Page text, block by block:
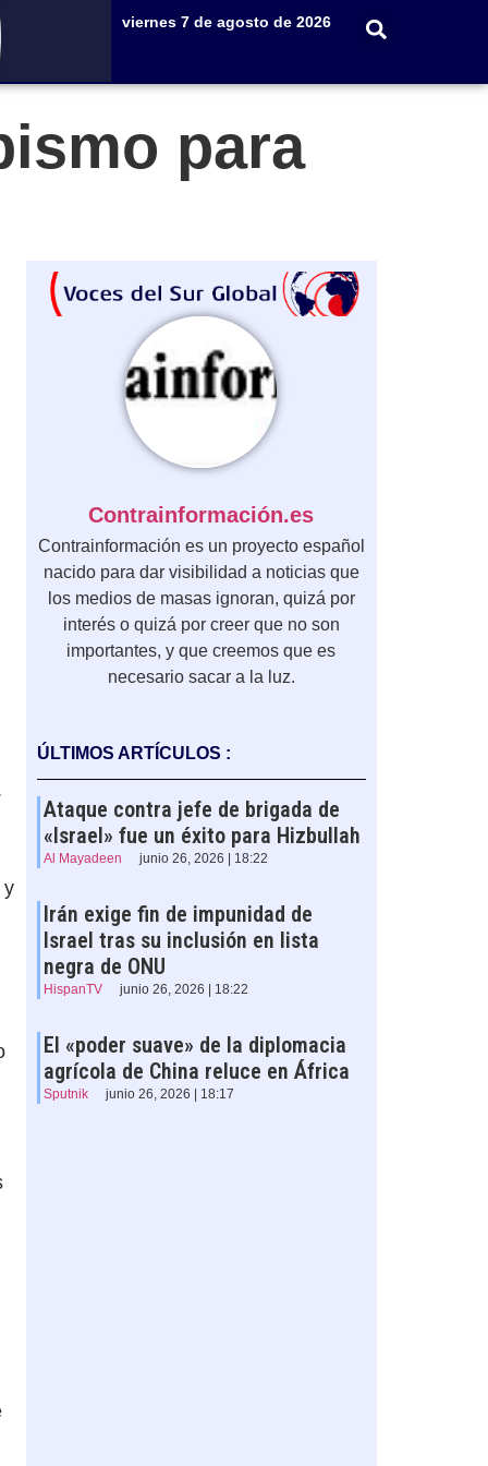
viernes 7 de agosto de 2026
para
y
Contrainformación.es
Contrainformación es un proyecto español
nacido para dar visibilidad a noticias que
los medios de masas ignoran, quizá por
interés o quizá por creer que no son
importantes, y que creemos que es
necesario sacar a la luz.
ÚLTIMOS ARTÍCULOS :
Ataque contra jefe de brigada de
«Israel» fue un éxito para Hizbullah
Al Mayadeen junio 26, 2026 | 18:22
Irán exige fin de impunidad de
Israel tras su inclusión en lista
negra de ONU
HispanTV junio 26, 2026 | 18:22
El «poder suave» de la diplomacia
agrícola de China reluce en África
Sputnik junio 26, 2026 | 18:17